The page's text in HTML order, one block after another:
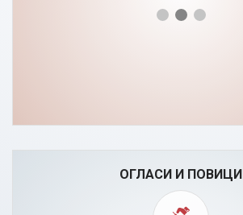
ОГЛАСИ И ПОВИЦИ